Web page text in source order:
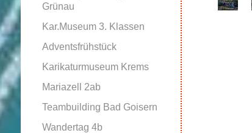
Grünau
Kar.Museum 3. Klassen
Adventsfrühstück
Karikaturmuseum Krems
Mariazell 2ab
Teambuilding Bad Goisern
Wandertag 4b